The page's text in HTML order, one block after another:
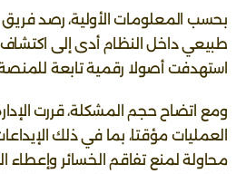
طبيعي داخل النظام أدى إلى اكتشاف
استهدفت أصولا رقمية تابعة
ومع اتضاح حجم المشكلة، قررت
العمليات مؤقتا، بما في ذلك
محاولة لمنع تفاقم الخسائر وإعطاء